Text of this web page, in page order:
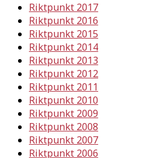
Riktpunkt 2017
Riktpunkt 2016
Riktpunkt 2015
Riktpunkt 2014
Riktpunkt 2013
Riktpunkt 2012
Riktpunkt 2011
Riktpunkt 2010
Riktpunkt 2009
Riktpunkt 2008
Riktpunkt 2007
Riktpunkt 2006